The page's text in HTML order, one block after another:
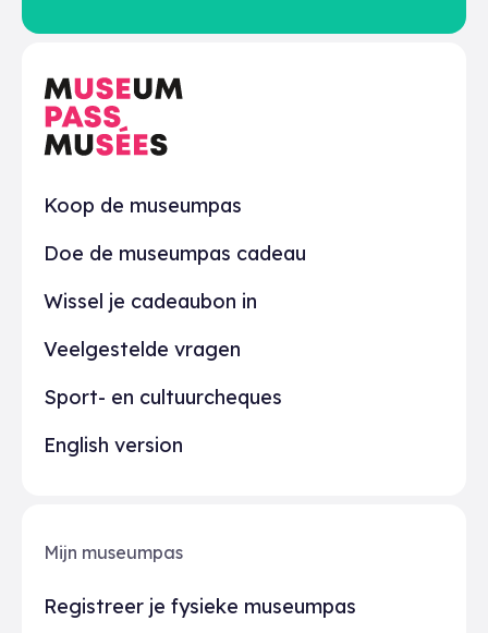
Praktisch
Koop de museumpas
Doe de museumpas cadeau
Wissel je cadeaubon in
Veelgestelde vragen
Sport- en cultuurcheques
English version
Mijn museumpas
Registreer je fysieke museumpas